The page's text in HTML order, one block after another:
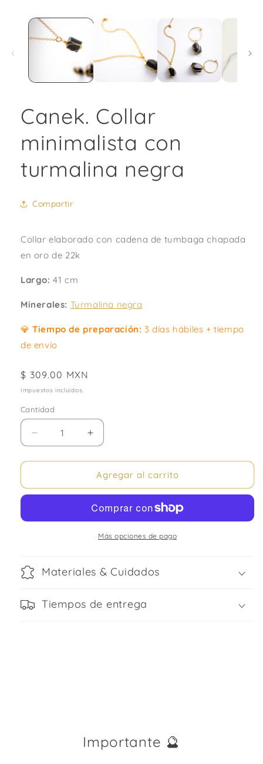
multimedia
Canek. Collar
minimalista con
turmalina negra
Compartir
Collar elaborado con cadena de tumbaga chapada
en oro de 22k
Largo: 41 cm
Minerales: Turmalina negra
💎Tiempo de preparación: 3 días hábiles + tiempo
de envío
Precio
habitual
$ 309.00 MXN
Impuestos incluidos.
Cantidad
Cantidad
Reducir
cantidad
para
Collar
turmalina
Aumentar
cantidad
para
Canek.
Collar
con
turmalina
negra
Agregar al carrito
Más opciones de pago
Materiales & Cuidados
Tiempos de entrega
Importante 🔮